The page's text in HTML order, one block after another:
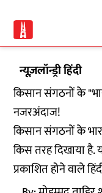
न्यूज़लॉन्ड्री हिंदी
किसान संगठनों के
नजरअंदाज!
किसान संगठनों के
किस तरह दिखाया है.
प्रकाशित होने वाले